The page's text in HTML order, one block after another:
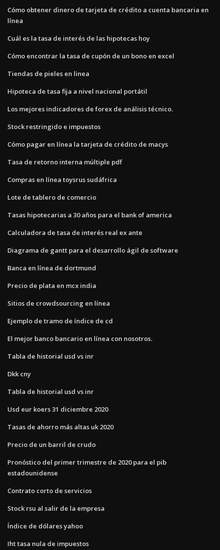
Cómo obtener dinero de tarjeta de crédito a cuenta bancaria en
línea
Cuál es la tasa de interés de las hipotecas hoy
Cómo encontrar la tasa de cupón de un bono en excel
Tiendas de pieles en linea
Hipoteca de tasa fija a nivel nacional portátil
Los mejores indicadores de forex de análisis técnico.
Stock restringido e impuestos
Cómo pagar en línea la tarjeta de crédito de macys
Tasa de retorno interna múltiple pdf
Compras en línea toysrus sudáfrica
Lote de tablero de comercio
Tasas hipotecarias a 30 años para el bank of america
Calculadora de tasa de interés real ex ante
Diagrama de gantt para el desarrollo ágil de software
Banca en línea de dortmund
Precio de plata en mcx india
Sitios de crowdsourcing en línea
Ejemplo de tramo de índice de cd
El mejor banco bancario en línea con nosotros.
Tabla de historial usd vs inr
Dkk cny
Tabla de historial usd vs inr
Usd eur koers 31 diciembre 2020
Tasas de ahorro más altas uk 2020
Precio de un barril de crudo
Pronóstico del primer trimestre de 2020 para el pib
estadounidense
Contrato corto de servicios
Stock rsu al salir de la empresa
Índice de dólares yahoo
Iht tasa nula de impuestos